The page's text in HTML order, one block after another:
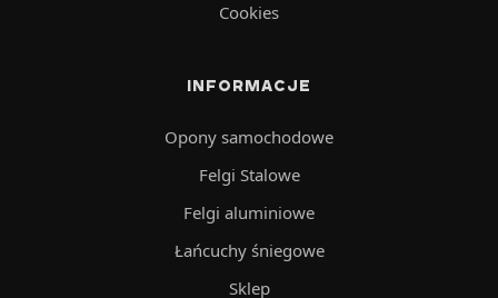
Cookies
INFORMACJE
Opony samochodowe
Felgi Stalowe
Felgi aluminiowe
Łańcuchy śniegowe
Sklep